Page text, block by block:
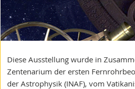
Diese Ausstellung wurde in
Zentenarium der ersten
der Astrophysik (INAF), vom